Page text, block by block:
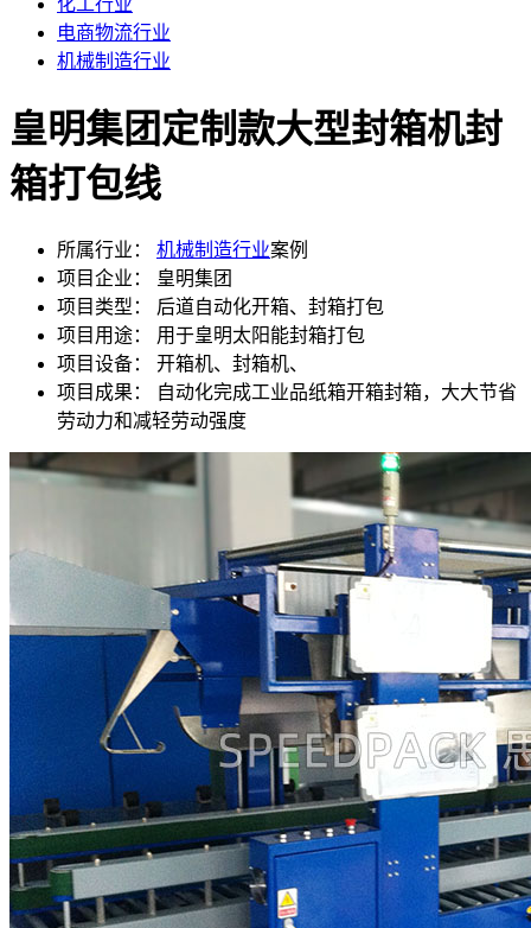
化工行业
电商物流行业
机械制造行业
皇明集团定制款大型封箱机封
箱打包线
所属行业： 机械制造行业案例
项目企业：
皇明集团
项目类型： 后道自动化开箱、封箱打包
项目用途： 用于皇明太阳能封箱打包
项目设备： 开箱机、封箱机、
项目成果：
自动化完成工业品纸箱开箱封箱，大大节省
劳动力和减轻劳动强度